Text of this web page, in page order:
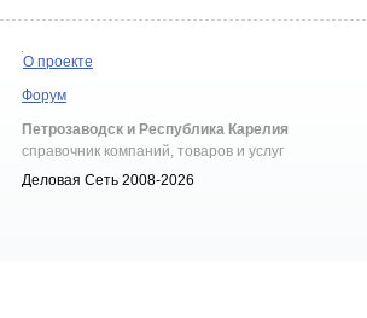
О проекте
Форум
Петрозаводск и Республика Карелия
справочник компаний, товаров и услуг
Деловая Сеть 2008-2026